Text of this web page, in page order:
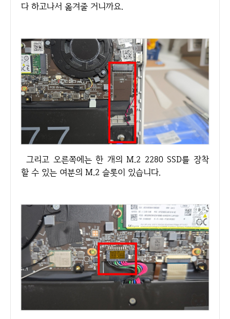
다 하고나서 옮겨줄 거니까요.
그리고 오른쪽에는 한 개의 M.2 2280 SSD를 장착
할 수 있는 여분의 M.2 슬롯이 있습니다.